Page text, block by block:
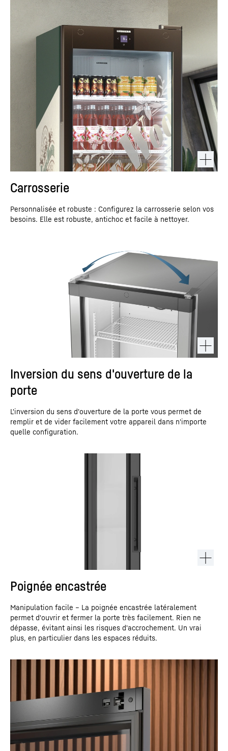
Carrosserie
Personnalisée et robuste : Configurez la carrosserie selon vos
besoins. Elle est robuste, antichoc et facile à nettoyer.
Inversion du sens d'ouverture de la
porte
L'inversion du sens d'ouverture de la porte vous permet de
remplir et de vider facilement votre appareil dans n'importe
quelle configuration.
Poignée encastrée
Manipulation facile – La poignée encastrée latéralement
permet d'ouvrir et fermer la porte très facilement. Rien ne
dépasse, évitant ainsi les risques d'accrochement. Un vrai
plus, en particulier dans les espaces réduits.